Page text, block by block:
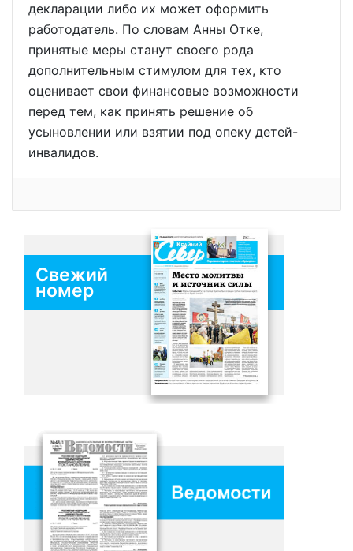
декларации либо их может оформить
работодатель. По словам Анны Отке,
принятые меры станут своего рода
дополнительным стимулом для тех, кто
оценивает свои финансовые возможности
перед тем, как принять решение об
усыновлении или взятии под опеку детей-
инвалидов.
Свежий
номер